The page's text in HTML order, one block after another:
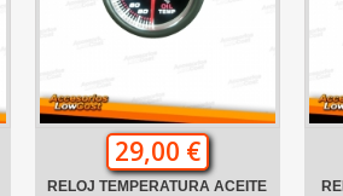
29,00 €
RELOJ TEMPERATURA ACEITE